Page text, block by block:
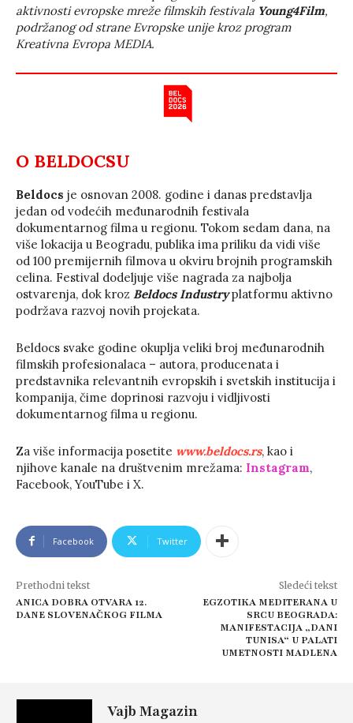
aktivnosti evropske mreže filmskih festivala Young4Film,
podržanog od strane Evropske unije kroz program
Kreativna Evropa MEDIA.
O BELDOCSU
Beldocs je osnovan 2008. godine i danas predstavlja
jedan od vodećih međunarodnih festivala
dokumentarnog filma u regionu. Tokom sedam dana, na
više lokacija u Beogradu, publika ima priliku da vidi više
od 100 premijernih filmova u okviru brojnih programskih
celina. Festival dodeljuje više nagrada za najbolja
ostvarenja, dok kroz Beldocs Industryplatformu aktivno
podržava razvoj novih projekata.
Beldocs svake godine okuplja veliki broj međunarodnih
filmskih profesionalaca – autora, producenata i
predstavnika relevantnih evropskih i svetskih institucija i
kompanija, čime doprinosi razvoju i vidljivosti
dokumentarnog filma u regionu.
Za više informacija posetite www.beldocs.rs, kao i
njihove kanale na društvenim mrežama: Instagram,
Facebook, YouTube i X.
Facebook Twitter
Prethodni tekst
ANICA DOBRA OTVARA 12.
DANE SLOVENAČKOG FILMA
Sledeći tekst
EGZOTIKA MEDITERANA U
SRCU BEOGRADA:
MANIFESTACIJA „DANI
TUNISA“ U PALATI
UMETNOSTI MADLENA
Vajb Magazin